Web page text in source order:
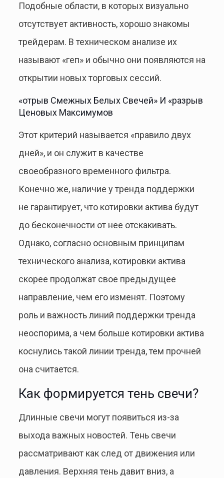
Подобные области, в которых визуально
отсутствует активность, хорошо знакомы
трейдерам. В техническом анализе их
называют «геп» и обычно они появляются на
открытии новых торговых сессий.
«отрыв Смежных Белых Свечей» И «разрыв
Ценовых Максимумов
Этот критерий называется «правило двух
дней», и он служит в качестве
своеобразного временного фильтра.
Конечно же, наличие у тренда поддержки
не гарантирует, что котировки актива будут
до бесконечности от нее отскакивать.
Однако, согласно основным принципам
технического анализа, котировки актива
скорее продолжат свое предыдущее
направление, чем его изменят. Поэтому
роль и важность линий поддержки тренда
неоспорима, а чем больше котировки актива
коснулись такой линии тренда, тем прочней
она считается.
Как формируется тень свечи?
Длинные свечи могут появиться из-за
выхода важных новостей. Тень свечи
рассматривают как след от движения или
давления. Верхняя тень давит вниз, а